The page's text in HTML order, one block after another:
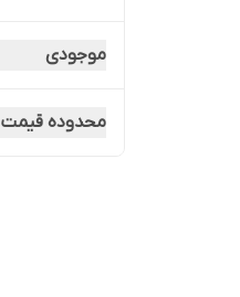
موجودی
محدوده قیمت